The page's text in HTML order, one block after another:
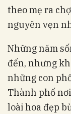
theo mẹ ra
nguyên vẹn
Những năm
đến, nhưng
những con
Thành phố
loài hoa đẹp